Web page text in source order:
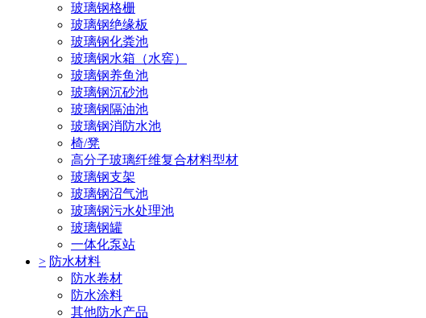
玻璃钢格栅
玻璃钢绝缘板
玻璃钢化粪池
玻璃钢水箱（水窖）
玻璃钢养鱼池
玻璃钢沉砂池
玻璃钢隔油池
玻璃钢消防水池
椅/凳
高分子玻璃纤维复合材料型材
玻璃钢支架
玻璃钢沼气池
玻璃钢污水处理池
玻璃钢罐
一体化泵站
> 防水材料
防水卷材
防水涂料
其他防水产品